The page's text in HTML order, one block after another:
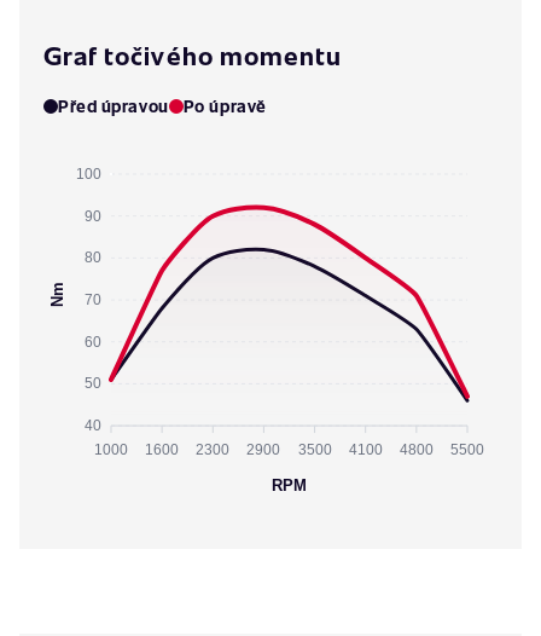
Graf točivého momentu
Před úpravou Po úpravě
100
90
80
70
60
50
40
Nm
1000 1600 2300 2900 3500 4100 4800 5500
RPM